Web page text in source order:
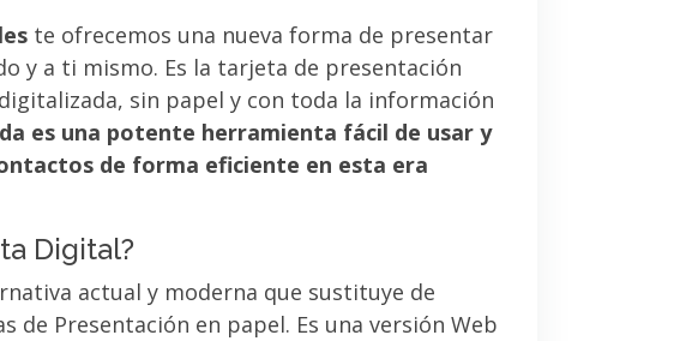
te ofrecemos una nueva forma de presentar
y a ti mismo. Es la tarjeta de presentación
sin papel y con toda la información
es una potente herramienta fácil de usar y
de forma eficiente en esta era
Digital?
actual y moderna que sustituye de
de Presentación en papel. Es una versión Web